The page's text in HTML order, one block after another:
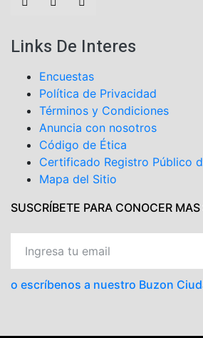
Links De Interes
Encuestas
Política de Privacidad
Términos y Condiciones
Anuncia con nosotros
Código de Ética
Certificado Registro Público
Mapa del Sitio
SUSCRÍBETE PARA CONOCER
o escríbenos a nuestro Buzon